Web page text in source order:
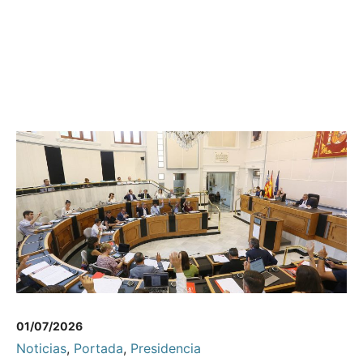
01/07/2026
Noticias, Portada, Presidencia